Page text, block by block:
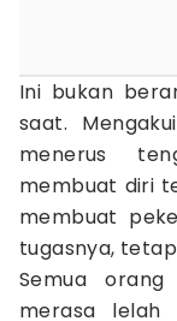
Ini bukan
saat.
menerus
membuat diri
membuat
tugasnya,
Semua
merasa lelah